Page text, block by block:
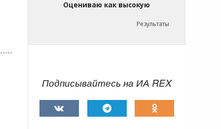
Оцениваю как высокую
Результаты
Подписывайтесь на ИА REX